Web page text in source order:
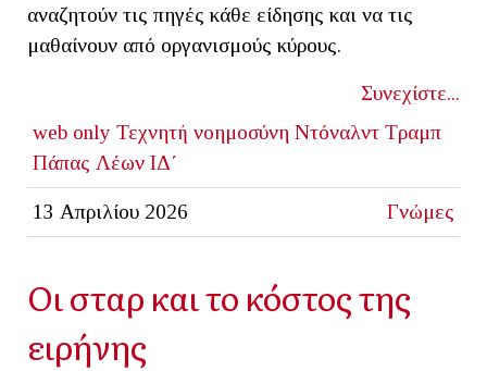
αναζητούν τις πηγές κάθε είδησης και να τις
μαθαίνουν από οργανισμούς κύρους.
Συνεχίστε...
web only Τεχνητή νοημοσύνη Ντόναλντ Τραμπ
Πάπας Λέων ΙΔ΄
13 Απριλίου 2026 Γνώμες
Οι σταρ και το κόστος της
ειρήνης